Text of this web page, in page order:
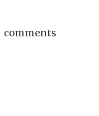
comments